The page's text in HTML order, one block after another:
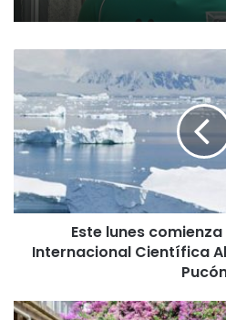
t
e
l
u
n
e
s
e
Este lunes
Internacional Científica
C